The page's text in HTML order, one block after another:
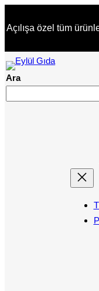
geç
Açılışa özel tüm
Ara